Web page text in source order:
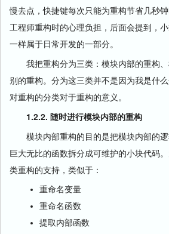
慢去点，快捷键每次只能为重构节省几秒
工程师重构时的心理负担，后面会提到，
一样属于日常开发的一部分。
我把重构分为三类：模块内部的重构、
别的重构。分为这三类并不是因为我是什
对重构的分类对于重构的意义。
1.2.2. 随时进行模块内部的重构
模块内部重构的目的是把模块内部的逻
巨大无比的函数拆分成可维护的小块代码
类重构的支持，类似于：
重命名变量
重命名函数
提取内部函数